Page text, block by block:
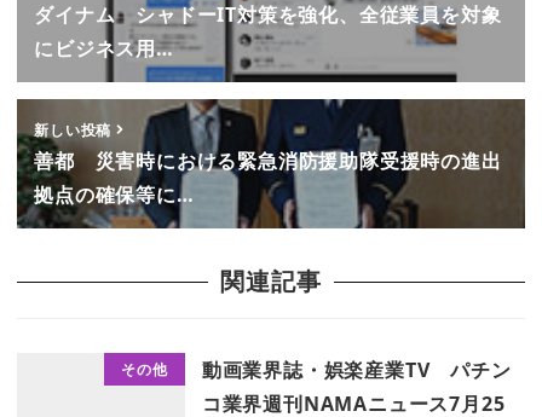
ダイナム シャドーIT対策を強化、全従業員を対象
にビジネス用…
新しい投稿
善都 災害時における緊急消防援助隊受援時の進出
拠点の確保等に…
関連記事
その他
動画業界誌・娯楽産業TV パチン
コ業界週刊NAMAニュース7月25